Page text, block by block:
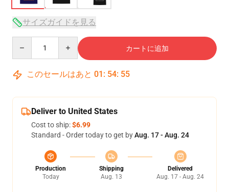
サイズガイドを見る
カートに追加
このセールはあと 01 : 54: 54
Deliver to United States
Cost to ship:$6.99
Standard - Order today to get byAug. 17 - Aug. 24
Production
Today
Shipping
Aug. 13
Delivered
Aug. 17 - Aug. 24